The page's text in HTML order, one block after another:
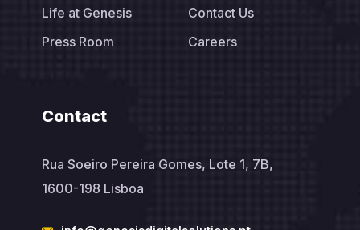
Life at Genesis
Contact Us
Press Room
Careers
Contact
Rua Soeiro Pereira Gomes, Lote 1, 7B,
1600-198 Lisboa